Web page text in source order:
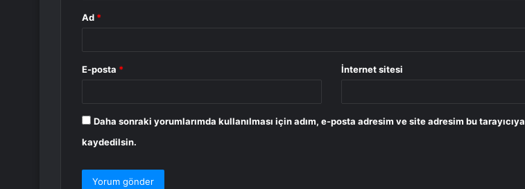
Ad *
E-posta * İnternet sitesi
Daha sonraki yorumlarımda kullanılması için adım, e-posta adresim ve site adresim bu tarayıcıya
kaydedilsin.